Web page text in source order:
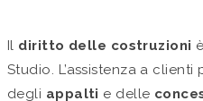
Il diritto delle costruzioni
Studio. L’assistenza a
degli appalti e delle